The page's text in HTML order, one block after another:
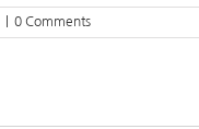
0 Comments